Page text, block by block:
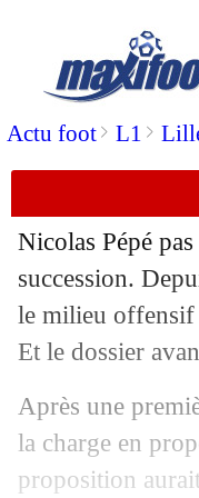
Actu foot> L1 >
Nicolas Pépé
succession.
le milieu offensif
Et le dossier
Après une
la charge en
proposition
Man Utd
09/07 Liverpool
09/07 ASSE:
09/07 PSG : le
09/07 Nantes
09/07 L1: une
Barça :